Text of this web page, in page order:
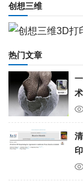
创想三维
热门文章